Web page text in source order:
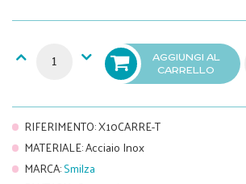
AGGIUNGI AL
CARRELLO
RIFERIMENTO:X10CARRE-T
MATERIALE:Acciaio Inox
MARCA:Smilza